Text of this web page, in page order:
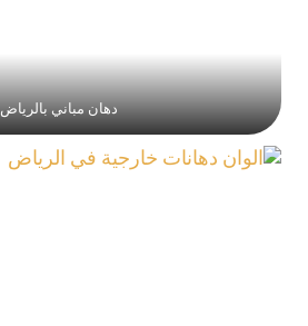
دهان مباني بالرياض